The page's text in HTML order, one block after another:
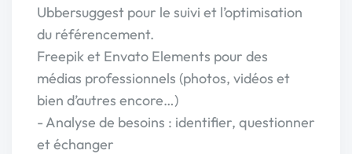
Ubbersuggest pour le suivi et l’optimisation
du référencement.
Freepik et Envato Elements pour des
médias professionnels (photos, vidéos et
bien d’autres encore…)
- Analyse de besoins : identifier, questionner
et échanger